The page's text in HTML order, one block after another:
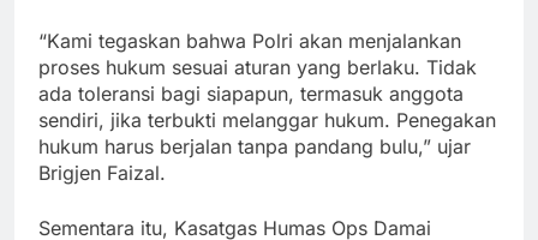
“Kami tegaskan bahwa Polri akan menjalankan
proses hukum sesuai aturan yang berlaku. Tidak
ada toleransi bagi siapapun, termasuk anggota
sendiri, jika terbukti melanggar hukum. Penegakan
hukum harus berjalan tanpa pandang bulu,” ujar
Brigjen Faizal.
Sementara itu, Kasatgas Humas Ops Damai